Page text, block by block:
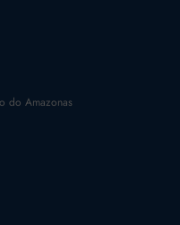
do Amazonas